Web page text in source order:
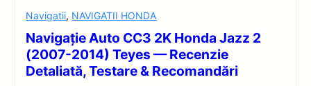
Navigatii, NAVIGATII HONDA
Navigație Auto CC3 2K Honda Jazz 2
(2007-2014) Teyes — Recenzie
Detaliată, Testare & Recomandări